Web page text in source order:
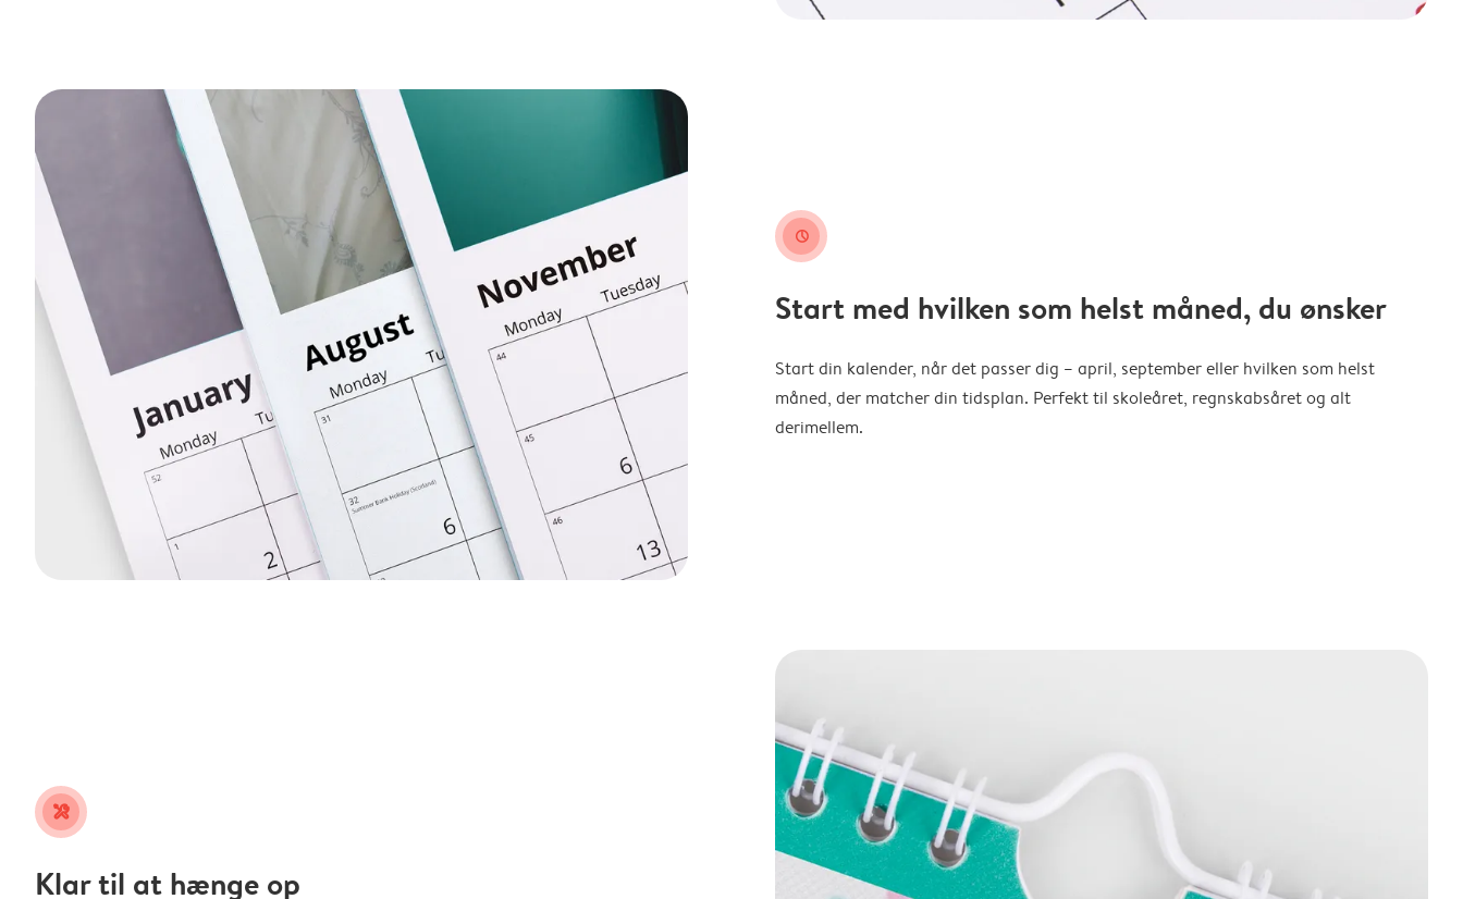
clock
Start med hvilken som helst måned, du ønsker
Start din kalender, når det passer dig – april, september eller hvilken som helst
måned, der matcher din tidsplan. Perfekt til skoleåret, regnskabsåret og alt
derimellem.
tools
Klar til at hænge op